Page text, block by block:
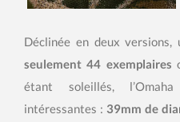
Déclinée en deux versions,
seulement 44 exemplaires
étant soleillés,
intéressantes : 39mm de